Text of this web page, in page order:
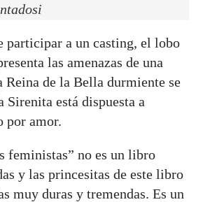
participar a un casting, el lobo
las amenazas de una
Reina de la Bella durmiente se
Sirenita está dispuesta a
por amor.
feministas” no es un libro
y las princesitas de este libro
muy duras y tremendas. Es un